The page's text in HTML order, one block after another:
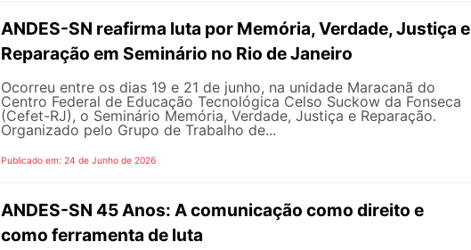
ANDES-SN reafirma luta por Memória, Verdade, Justiça e
Reparação em Seminário no Rio de Janeiro
Ocorreu entre os dias 19 e 21 de junho, na unidade Maracanã do
Centro Federal de Educação Tecnológica Celso Suckow da Fonseca
(Cefet-RJ), o Seminário Memória, Verdade, Justiça e Reparação.
Organizado pelo Grupo de Trabalho de...
Publicado em: 24 de Junho de 2026
ANDES-SN 45 Anos: A comunicação como direito e
como ferramenta de luta